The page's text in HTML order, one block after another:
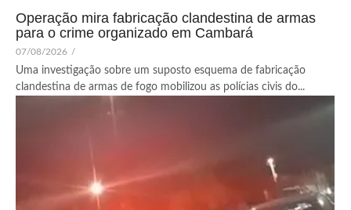
Operação mira fabricação clandestina de armas
para o crime organizado em Cambará
07/08/2026 /
Uma investigação sobre um suposto esquema de fabricação
clandestina de armas de fogo mobilizou as polícias civis do...